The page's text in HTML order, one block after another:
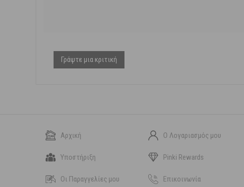
Γράψτε μια κριτική
Αρχική Ο Λογαριασμός μου
Υποστήριξη Pinki Rewards
Οι Παραγγελίες μου Επικοινωνία